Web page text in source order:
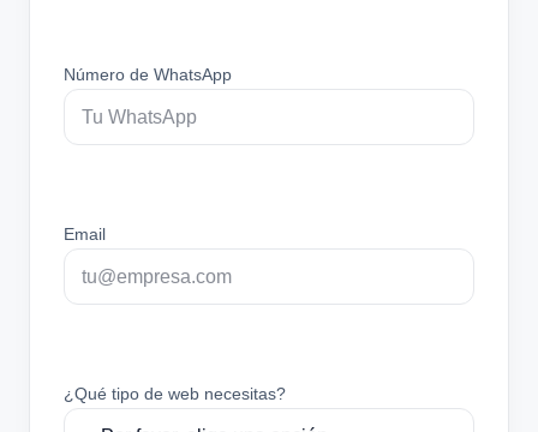
Número de WhatsApp
Email
¿Qué tipo de web necesitas?